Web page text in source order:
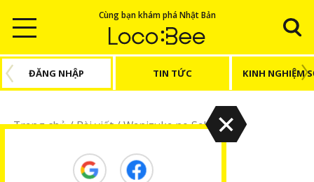
Cùng bạn khám phá Nhật Bản
ĐĂNG NHẬP TIN TỨC KINH NGHIỆM
Trang chủ/Bài viết/Wanizuka no Sakura
Wanizuka no Sakura